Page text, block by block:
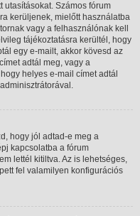
utasításokat. Számos fórum
kerüljenek, mielőtt használatba
vagy a felhasználónak kell
tájékoztatásra kerültél, hogy
egy e-mailt, akkor kövesd az
adtál meg, vagy a
helyes e-mail címet adtál
hogy jól adtad-e meg a
kapcsolatba a fórum
lettél kitiltva. Az is lehetséges,
fel valamilyen konfigurációs